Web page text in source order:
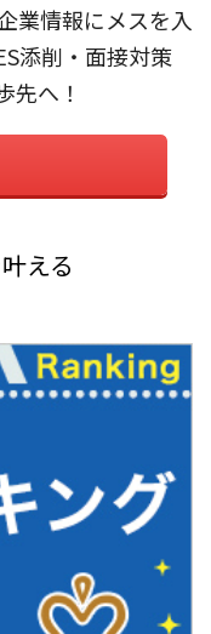
業情報にメスを入
添削・面接対策
先へ！
える